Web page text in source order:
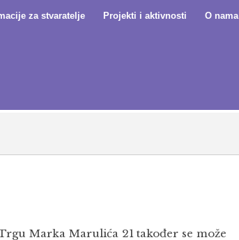
za stvaratelje Projekti i aktivnosti O nama
Marka Marulića 21 također se može